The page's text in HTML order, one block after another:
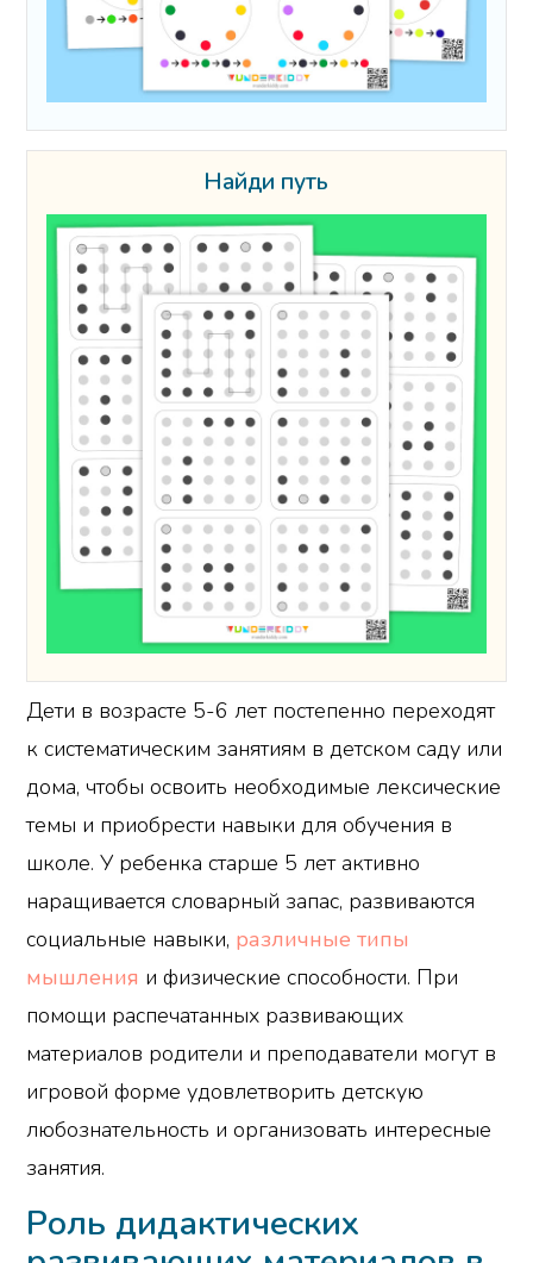
Найди путь
Дети в возрасте 5-6 лет постепенно переходят
к систематическим занятиям в детском саду или
дома, чтобы освоить необходимые лексические
темы и приобрести навыки для обучения в
школе. У ребенка старше 5 лет активно
наращивается словарный запас, развиваются
социальные навыки, различные типы
мышления и физические способности. При
помощи распечатанных развивающих
материалов родители и преподаватели могут в
игровой форме удовлетворить детскую
любознательность и организовать интересные
занятия.
Роль дидактических